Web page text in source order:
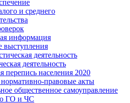
и среднего
информация
деятельность
деятельность
перепись населения 2020
правовые акты
общественное самоуправление
ГО и ЧС